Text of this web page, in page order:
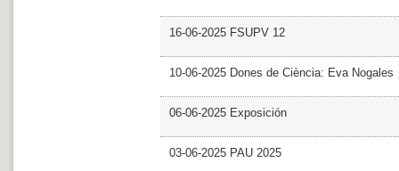
16-06-2025 FSUPV 12
10-06-2025 Dones de Ciència: Eva Nogales
06-06-2025 Exposición
03-06-2025 PAU 2025